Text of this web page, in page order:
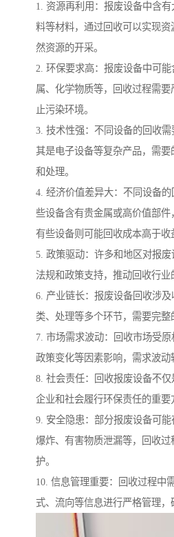
1. 资源再利用：报废设备中含
料等材料，通过回收可以实现资
然资源的开采。
2. 环保要求高：报废设备中可
属、化学物质等，回收过程需
止污染环境。
3. 技术性强：不同设备的回收
其是电子设备等复杂产品，需
和处理。
4. 经济价值差异大：不同设备
些设备含有贵金属或高价值部
有些设备则可能回收成本高于收
5. 政策驱动：许多和地区对报
法规和政策支持，推动回收行业
6. 产业链长：报废设备回收涉
类、处理等多个环节，需要完整
7. 市场需求波动：回收市场受原
政策变化等因素影响，需求波动
8. 社会责任：回收报废设备不
企业和社会履行环保责任的重要
9. 安全隐患：部分报废设备可
爆炸、有害物质泄漏等，回收
护。
10. 信息管理重要：回收过程中
式、流向等信息进行严格管理，